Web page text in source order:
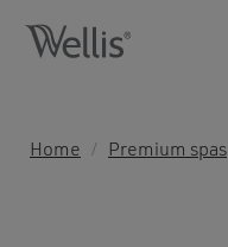
Home / Premium spas